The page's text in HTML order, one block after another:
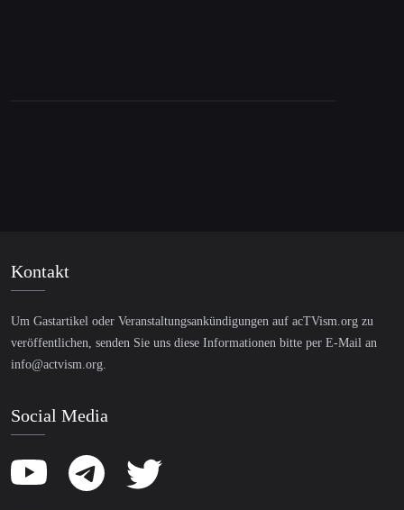
Kontakt
Um Gastartikel oder Veranstaltungsankündigungen auf acTVism.org zu
veröffentlichen, senden Sie uns diese Informationen bitte per E-Mail an
info@actvism.org.
Social Media